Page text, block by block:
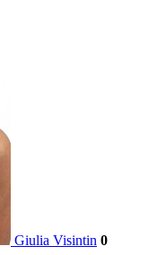
Giulia Visintin 0